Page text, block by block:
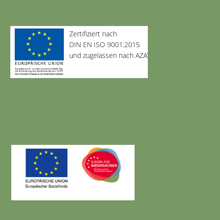
Zertifiziert nach
DIN EN ISO 9001:2015
und zugelassen nach AZAV